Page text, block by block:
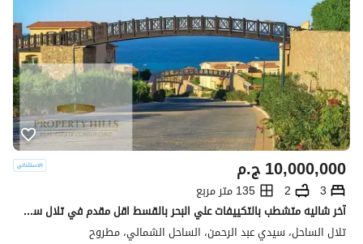
ج.م10,000,000
3
2
135 متر مربع
آخر شاليه متشطب بالتكييفات علي البحر بالقسط اقل مقدم في تلال سيدي عبدالرحمن الساحل الشمالي
تلال الساحل، سيدي عبد الرحمن، الساحل الشمالي، مطروح